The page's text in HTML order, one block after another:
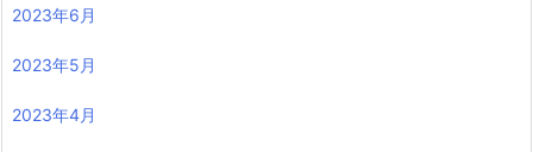
2023年6月
2023年5月
2023年4月